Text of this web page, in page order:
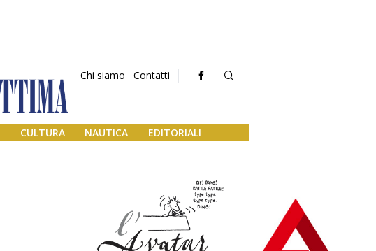
Chi siamo Contatti
CULTURA NAUTICA EDITORIALI